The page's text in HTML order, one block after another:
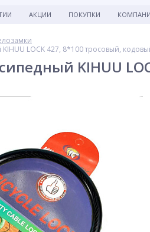
АКЦИИ ПОКУПКИ
LOCK 427, 8*100 тросовый,
KIHUU